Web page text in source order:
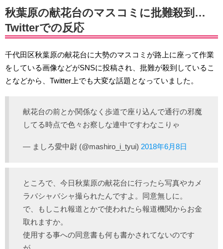
秋葉原の献花台のマスコミに批難殺到…
Twitterでの反応
千代田区秋葉原の献花台に大勢のマスコミが路上に座って作業
をしている画像などがSNSに投稿され、批難が殺到しているこ
となどから、Twitter上でも大変な話題となっていました。
献花台の前とか関係なく歩道で座り込んで通行の邪魔
してる時点で色々お察しな連中ですわなこりゃ
— ましろ愛中尉 (@mashiro_i_tyui) 2018年6月8日
ところで、今日秋葉原の献花台に行ったら写真やカメ
ラバシャバシャ撮られたんですよ。同意無しに。
で、もしこれ報道とかで使われたら報道機関からお金
取れますか。
使用する事への同意書も何も書かされてないのです